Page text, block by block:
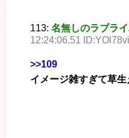
113: 名無しのラブラ
12:24:06.51
>>109
イメージ雑すぎて草生